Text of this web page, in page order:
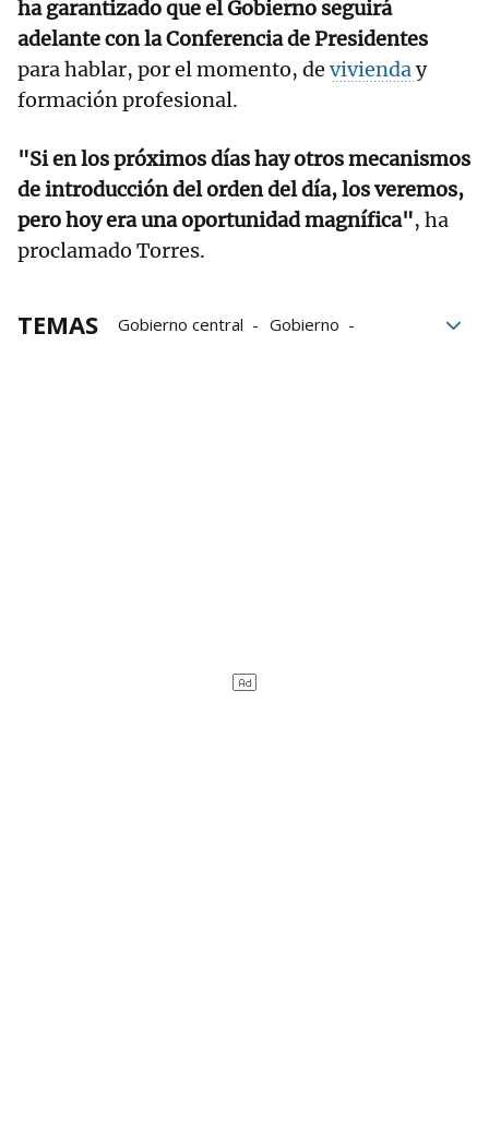
ha garantizado que el Gobierno seguirá
adelante con la Conferencia de Presidentes
para hablar, por el momento, de vivienday
formación profesional.
"Si en los próximos días hay otros mecanismos
de introducción del orden del día, los veremos,
pero hoy era una oportunidad magnífica", ha
proclamado Torres.
TEMAS Gobierno central
Gobierno